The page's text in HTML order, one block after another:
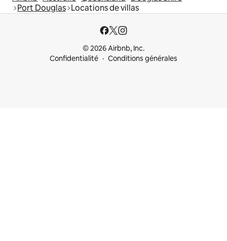
Port Douglas Locations de villas
© 2026 Airbnb, Inc.
Confidentialité
Conditions générales